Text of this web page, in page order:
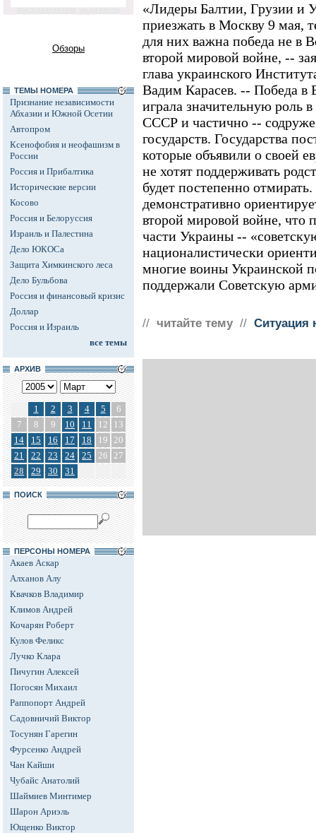
Обзоры
ТЕМЫ НОМЕРА
Признание независимости
Абхазии и Южной Осетии
Автопром
Ксенофобия и неофашизм в
России
Россия и Прибалтика
Исторические версии
Косово
Россия и Белоруссия
Израиль и Палестина
Дело ЮКОСа
Защита Химкинского леса
Дело Бульбова
Россия и финансовый кризис
Доллар
Россия и Израиль
все темы
АРХИВ
1 2 3 4 5
6
7
8 9 10 11 12
13
14
15 16 17 18 19 20
21
22 23 24 25 26 27
28
29 30 31
ПОИСК
ПЕРСОНЫ НОМЕРА
Акаев Аскар
Алханов Алу
Квачков Владимир
Климов Андрей
Кочарян Роберт
Кулов Феликс
Лучко Клара
Пичугин Алексей
Погосян Михаил
Раппопорт Андрей
Садовничий Виктор
Тосунян Гарегин
Фурсенко Андрей
Чан Кайши
Чубайс Анатолий
Шаймиев Минтимер
Шарон Ариэль
Ющенко Виктор
«Лидеры Балтии, Грузии и
приезжать в Москву 9 мая,
для них важна победа не в
второй мировой войне, --
глава украинского
Вадим Карасев. -- Победа в
играла значительную роль
СССР и частично --
государств. Государства
которые объявили о своей
не хотят поддерживать
будет постепенно
демонстративно
второй мировой войне, что
части Украины --
националистически
многие воины Украинской
поддержали Советскую
// читайте тему // Ситуация